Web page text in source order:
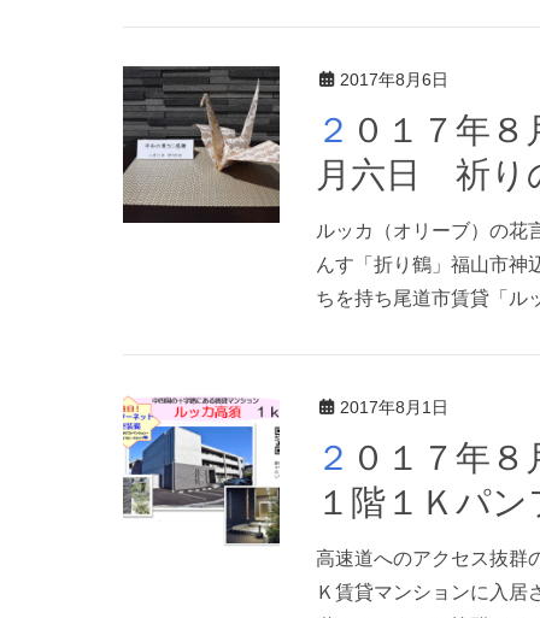
2017年8月6日
２０１７年８月６日 平和の尊さに感謝 八
月六日 祈り
ルッカ（オリーブ）の
んす「折り鶴」福山市
ちを持ち尾道市賃貸「ル
2017年8月1日
２０１７年８月１日 東尾道賃貸ルッカ高須
１階１Ｋパ
高速道へのアクセス抜群
Ｋ賃貸マンションに入居